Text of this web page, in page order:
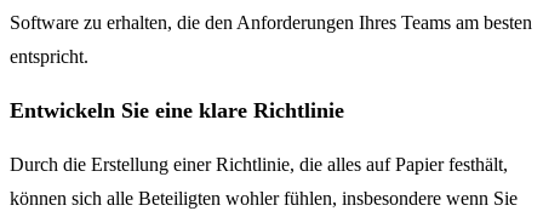
Software zu erhalten, die den Anforderungen Ihres Teams am besten
entspricht.
Entwickeln Sie eine klare Richtlinie
Durch die Erstellung einer Richtlinie, die alles auf Papier festhält,
können sich alle Beteiligten wohler fühlen, insbesondere wenn Sie